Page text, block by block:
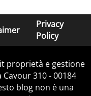
Privacy
Policy
proprietà e gestione
310 - 00184
blog non è una